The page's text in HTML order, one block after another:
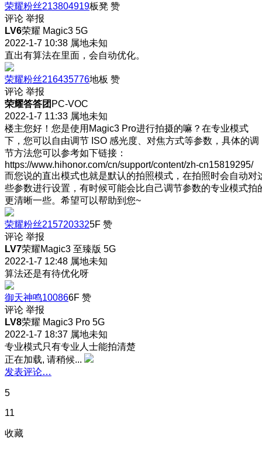
荣耀粉丝213804919板凳 赞
评论 举报
LV6荣耀 Magic3 5G
2022-1-7 10:38 属地未知
直出有算法在里面，会自动优化。
荣耀粉丝216435776地板 赞
评论 举报
荣耀答答团 PC-VOC
2022-1-7 11:33 属地未知
楼主您好！您是使用Magic3 Pro进行拍摄的嘛？在专业模式
下，您可以自由调节 ISO 感光度、对焦方式等参数，具体的调
节方法您可以参考如下链接：
https://www.hihonor.com/cn/support/content/zh-cn15819295/
而您说的直出模式也就是默认的拍照模式，在拍照时会自动对
些参数进行设置，有时候可能会比自己调节参数的专业模式拍
更清晰一些。希望可以帮助到您~
荣耀粉丝2157203325F 赞
评论 举报
LV7荣耀Magic3 至臻版 5G
2022-1-7 12:48 属地未知
算法还是有待优化呀
御天神鸣100866F 赞
评论 举报
LV8荣耀 Magic3 Pro 5G
2022-1-7 18:37 属地未知
专业模式只有专业人士能拍清楚
正在加载, 请稍候...
发表评论…
5
11
收藏